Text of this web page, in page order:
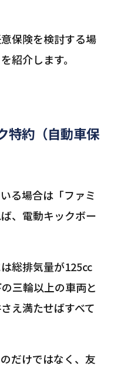
保険を検討する場
紹介します。
特約（自動車保
る場合は「ファミ
、電動キックボー
総排気量が125cc
三輪以上の車両と
え満たせばすべて
だけではなく、友